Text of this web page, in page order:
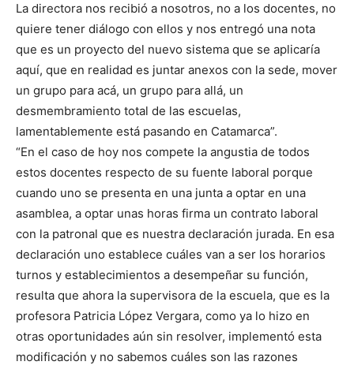
La directora nos recibió a nosotros, no a los docentes, no
quiere tener diálogo con ellos y nos entregó una nota
que es un proyecto del nuevo sistema que se aplicaría
aquí, que en realidad es juntar anexos con la sede, mover
un grupo para acá, un grupo para allá, un
desmembramiento total de las escuelas,
lamentablemente está pasando en Catamarca”.
“En el caso de hoy nos compete la angustia de todos
estos docentes respecto de su fuente laboral porque
cuando uno se presenta en una junta a optar en una
asamblea, a optar unas horas firma un contrato laboral
con la patronal que es nuestra declaración jurada. En esa
declaración uno establece cuáles van a ser los horarios
turnos y establecimientos a desempeñar su función,
resulta que ahora la supervisora de la escuela, que es la
profesora Patricia López Vergara, como ya lo hizo en
otras oportunidades aún sin resolver, implementó esta
modificación y no sabemos cuáles son las razones